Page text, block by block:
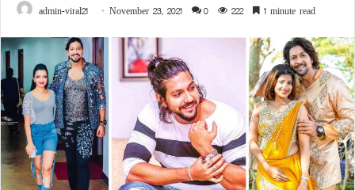
admin-viral21 November 23, 2021 0 222 1 minute read